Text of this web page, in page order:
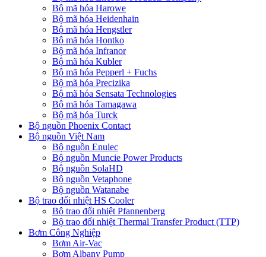
Bộ mã hóa Harowe
Bộ mã hóa Heidenhain
Bộ mã hóa Hengstler
Bộ mã hóa Hontko
Bộ mã hóa Infranor
Bộ mã hóa Kubler
Bộ mã hóa Pepperl + Fuchs
Bộ mã hóa Precizika
Bộ mã hóa Sensata Technologies
Bộ mã hóa Tamagawa
Bộ mã hóa Turck
Bộ nguồn Phoenix Contact
Bộ nguồn Việt Nam
Bộ nguồn Enulec
Bộ nguồn Muncie Power Products
Bộ nguồn SolaHD
Bộ nguồn Vetaphone
Bộ nguồn Watanabe
Bộ trao đổi nhiệt HS Cooler
Bộ trao đổi nhiệt Pfannenberg
Bộ trao đổi nhiệt Thermal Transfer Product (TTP)
Bơm Công Nghiệp
Bơm Air-Vac
Bơm Albany Pump